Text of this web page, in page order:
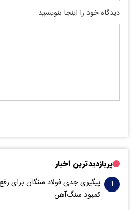
دیدگاه خود را اینجا بنویسید:
پربازدیدترین اخبار
پیگیری جدی فولاد سنگان برای
کمبود سنگ‌آهن